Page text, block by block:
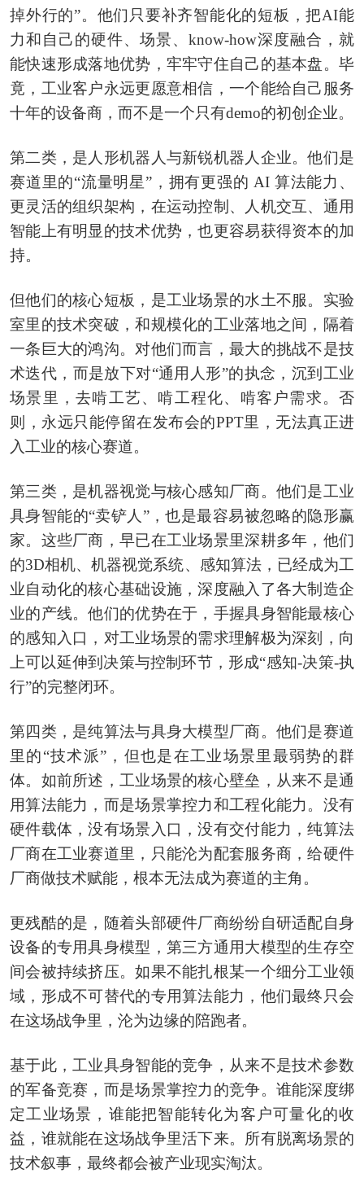
掉外行的”。他们只要补齐智能化的短板，把AI能
力和自己的硬件、场景、know-how深度融合，就
能快速形成落地优势，牢牢守住自己的基本盘。毕
竟，工业客户永远更愿意相信，一个能给自己服务
十年的设备商，而不是一个只有demo的初创企业。
第二类，是人形机器人与新锐机器人企业。他们是
赛道里的“流量明星”，拥有更强的 AI 算法能力、
更灵活的组织架构，在运动控制、人机交互、通用
智能上有明显的技术优势，也更容易获得资本的加
持。
但他们的核心短板，是工业场景的水土不服。实验
室里的技术突破，和规模化的工业落地之间，隔着
一条巨大的鸿沟。对他们而言，最大的挑战不是技
术迭代，而是放下对“通用人形”的执念，沉到工业
场景里，去啃工艺、啃工程化、啃客户需求。否
则，永远只能停留在发布会的PPT里，无法真正进
入工业的核心赛道。
第三类，是机器视觉与核心感知厂商。他们是工业
具身智能的“卖铲人”，也是最容易被忽略的隐形赢
家。这些厂商，早已在工业场景里深耕多年，他们
的3D相机、机器视觉系统、感知算法，已经成为工
业自动化的核心基础设施，深度融入了各大制造企
业的产线。他们的优势在于，手握具身智能最核心
的感知入口，对工业场景的需求理解极为深刻，向
上可以延伸到决策与控制环节，形成“感知-决策-执
行”的完整闭环。
第四类，是纯算法与具身大模型厂商。他们是赛道
里的“技术派”，但也是在工业场景里最弱势的群
体。如前所述，工业场景的核心壁垒，从来不是通
用算法能力，而是场景掌控力和工程化能力。没有
硬件载体，没有场景入口，没有交付能力，纯算法
厂商在工业赛道里，只能沦为配套服务商，给硬件
厂商做技术赋能，根本无法成为赛道的主角。
更残酷的是，随着头部硬件厂商纷纷自研适配自身
设备的专用具身模型，第三方通用大模型的生存空
间会被持续挤压。如果不能扎根某一个细分工业领
域，形成不可替代的专用算法能力，他们最终只会
在这场战争里，沦为边缘的陪跑者。
基于此，工业具身智能的竞争，从来不是技术参数
的军备竞赛，而是场景掌控力的竞争。谁能深度绑
定工业场景，谁能把智能转化为客户可量化的收
益，谁就能在这场战争里活下来。所有脱离场景的
技术叙事，最终都会被产业现实淘汰。